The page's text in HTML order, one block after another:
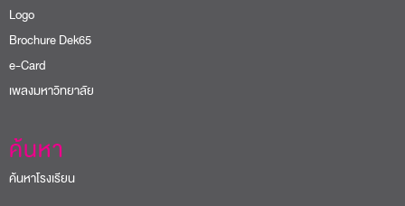
Logo
Brochure Dek65
e-Card
เพลงมหาวิทยาลัย
ค้นหา
ค้นหาโรงเรียน